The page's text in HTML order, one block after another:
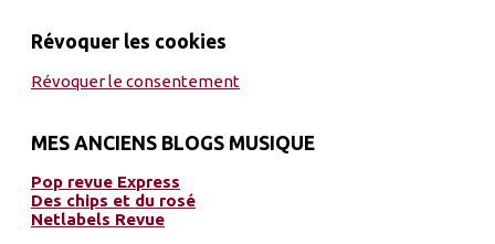
Révoquer les cookies
Révoquer le consentement
MES ANCIENS BLOGS MUSIQUE
Pop revue Express
Des chips et du rosé
Netlabels Revue